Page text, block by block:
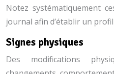
Notez systématiquement
journal afin d’établir un
Signes physiques
Des modifications